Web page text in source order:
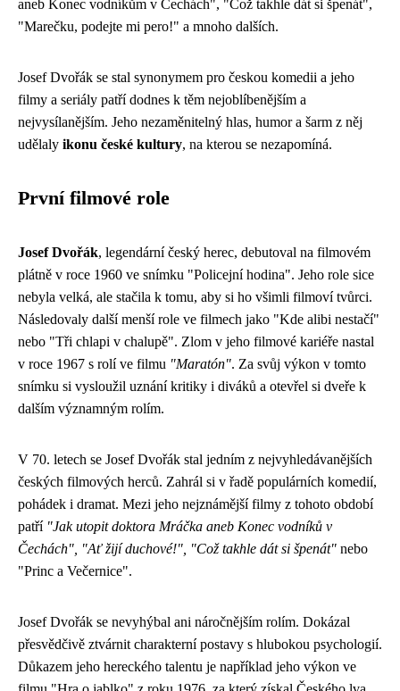
aneb Konec vodníkům v Čechách", "Což takhle dát si špenát",
"Marečku, podejte mi pero!" a mnoho dalších.
Josef Dvořák se stal synonymem pro českou komedii a jeho
filmy a seriály patří dodnes k těm nejoblíbenějším a
nejvysílanějším. Jeho nezaměnitelný hlas, humor a šarm z něj
udělaly ikonu české kultury, na kterou se nezapomíná.
První filmové role
Josef Dvořák, legendární český herec, debutoval na filmovém
plátně v roce 1960 ve snímku "Policejní hodina". Jeho role sice
nebyla velká, ale stačila k tomu, aby si ho všimli filmoví tvůrci.
Následovaly další menší role ve filmech jako "Kde alibi nestačí"
nebo "Tři chlapi v chalupě". Zlom v jeho filmové kariéře nastal
v roce 1967 s rolí ve filmu "Maratón". Za svůj výkon v tomto
snímku si vysloužil uznání kritiky i diváků a otevřel si dveře k
dalším významným rolím.
V 70. letech se Josef Dvořák stal jedním z nejvyhledávanějších
českých filmových herců. Zahrál si v řadě populárních komedií,
pohádek i dramat. Mezi jeho nejznámější filmy z tohoto období
patří "Jak utopit doktora Mráčka aneb Konec vodníků v
Čechách", "Ať žijí duchové!", "Což takhle dát si špenát" nebo
"Princ a Večernice".
Josef Dvořák se nevyhýbal ani náročnějším rolím. Dokázal
přesvědčivě ztvárnit charakterní postavy s hlubokou psychologií.
Důkazem jeho hereckého talentu je například jeho výkon ve